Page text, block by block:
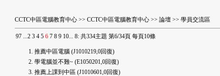
CCTC中區電腦教育中心 >> CCTC中區電腦教育中心 >> 論壇 >> 學員交流區
97 ...2 3 4 5 6 7 8 9 10... 8: 共334主題 第6/34頁 每頁10條
推薦中區電腦 (J1010219,0回復)
學電腦並不難~ (E1050201,0回復)
推薦上課到中區 (J1010601,0回復)